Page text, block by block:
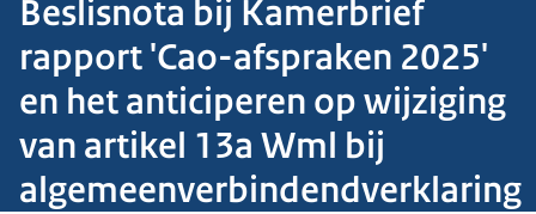
Beslisnota bij Kamerbrief
rapport 'Cao-afspraken 2025'
en het anticiperen op wijziging
van artikel 13a Wml bij
algemeenverbindendverklaring